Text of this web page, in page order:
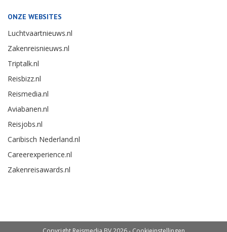
ONZE WEBSITES
Luchtvaartnieuws.nl
Zakenreisnieuws.nl
Triptalk.nl
Reisbizz.nl
Reismedia.nl
Aviabanen.nl
Reisjobs.nl
Caribisch Nederland.nl
Careerexperience.nl
Zakenreisawards.nl